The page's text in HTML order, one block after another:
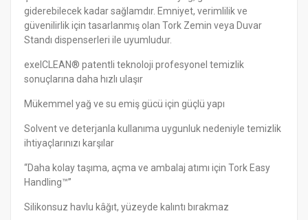
giderebilecek kadar sağlamdır. Emniyet, verimlilik ve
güvenilirlik için tasarlanmış olan Tork Zemin veya Duvar
Standı dispenserleri ile uyumludur.
exelCLEAN® patentli teknoloji profesyonel temizlik
sonuçlarına daha hızlı ulaşır
Mükemmel yağ ve su emiş gücü için güçlü yapı
Solvent ve deterjanla kullanıma uygunluk nedeniyle temizlik
ihtiyaçlarınızı karşılar
“Daha kolay taşıma, açma ve ambalaj atımı için Tork Easy
Handling™”
Silikonsuz havlu kâğıt, yüzeyde kalıntı bırakmaz